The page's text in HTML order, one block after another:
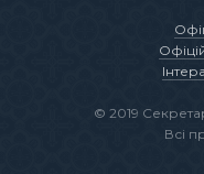
© 2019
Всі